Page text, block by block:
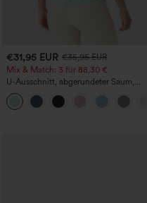
€31,95 EUR €35,95 EUR
Mix & Match: 3 für 88,30 €
U-Ausschnitt, abgerundeter Saum,
InstantCool Yoga-Trägertop – UPF50+